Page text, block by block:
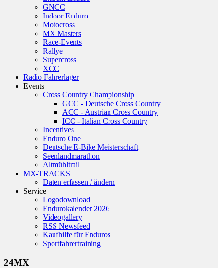
GNCC
Indoor Enduro
Motocross
MX Masters
Race-Events
Rallye
Supercross
XCC
Radio Fahrerlager
Events
Cross Country Championship
GCC - Deutsche Cross Country
ACC - Austrian Cross Country
ICC - Italian Cross Country
Incentives
Enduro One
Deutsche E-Bike Meisterschaft
Seenlandmarathon
Altmühltrail
MX-TRACKS
Daten erfassen / ändern
Service
Logodownload
Endurokalender 2026
Videogallery
RSS Newsfeed
Kaufhilfe für Enduros
Sportfahrertraining
24MX